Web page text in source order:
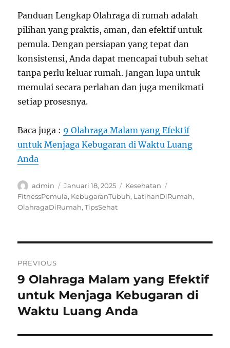
Panduan Lengkap Olahraga di rumah adalah
pilihan yang praktis, aman, dan efektif untuk
pemula. Dengan persiapan yang tepat dan
konsistensi, Anda dapat mencapai tubuh sehat
tanpa perlu keluar rumah. Jangan lupa untuk
memulai secara perlahan dan juga menikmati
setiap prosesnya.
Baca juga : 9 Olahraga Malam yang Efektif
untuk Menjaga Kebugaran di Waktu Luang
Anda
Author
admin
Posted
on
Januari 18, 2025 Categories
Kesehatan
FitnessPemula, KebugaranTubuh, LatihanDiRumah,
OlahragaDiRumah,TipsSehat
pos
PREVIOUS
Previous
post:
9 Olahraga Malam yang Efektif
untuk Menjaga Kebugaran di
Waktu Luang Anda